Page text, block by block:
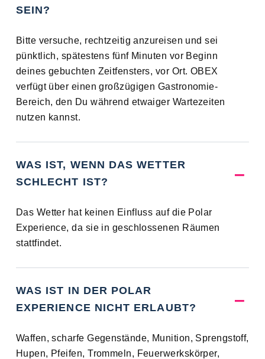
SEIN?
Bitte versuche, rechtzeitig anzureisen und sei
pünktlich, spätestens fünf Minuten vor Beginn
deines gebuchten Zeitfensters, vor Ort. OBEX
verfügt über einen großzügigen Gastronomie-
Bereich, den Du während etwaiger Wartezeiten
nutzen kannst.
WAS IST, WENN DAS WETTER
SCHLECHT IST?
Das Wetter hat keinen Einfluss auf die Polar
Experience, da sie in geschlossenen Räumen
stattfindet.
WAS IST IN DER POLAR
EXPERIENCE NICHT ERLAUBT?
Waffen, scharfe Gegenstände, Munition, Sprengstoff,
Hupen, Pfeifen, Trommeln, Feuerwerkskörper,